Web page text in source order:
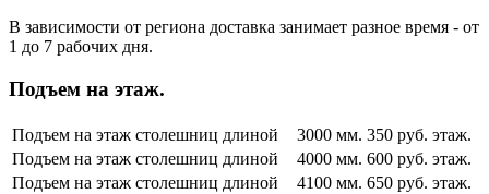
В зависимости от региона доставка занимает разное время - от
1 до 7 рабочих дня.
Подъем на этаж.
Подъем на этаж столешниц длиной 3000 мм. 350 руб. этаж.
Подъем на этаж столешниц длиной
4000 мм. 600 руб. этаж.
Подъем на этаж столешниц длиной
4100 мм. 650 руб. этаж.